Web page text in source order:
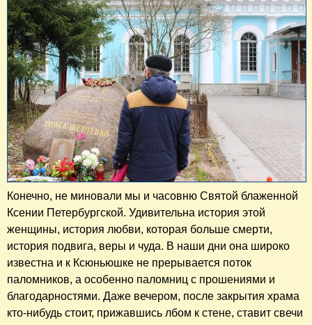
Конечно, не миновали мы и часовню Святой блаженной
Ксении Петербургской. Удивительна история этой
женщины, история любви, которая больше смерти,
история подвига, веры и чуда. В наши дни она широко
известна и к Ксюньюшке не прерывается поток
паломников, а особенно паломниц с прошениями и
благодарностями. Даже вечером, после закрытия храма
кто-нибудь стоит, прижавшись лбом к стене, ставит свечи